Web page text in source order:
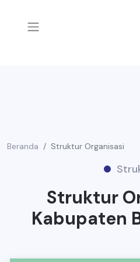
Beranda Struktur Organisasi
Struktur
Kabupaten